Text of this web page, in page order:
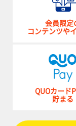
会員限定
コンテンツや
QUOカード
貯まる